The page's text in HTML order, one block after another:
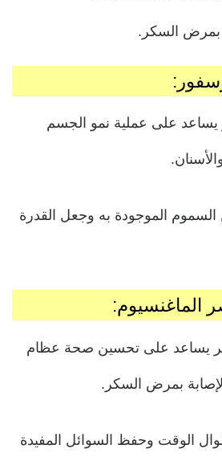
بمرض السكر.
يساعد على عملية نمو الجسم
الموجودة به وجعل القدرة
الماغنسيوم:
يساعد على تحسين صحة عظام
بمرض السكر.
الوقت وحفظ السوائل المفيدة